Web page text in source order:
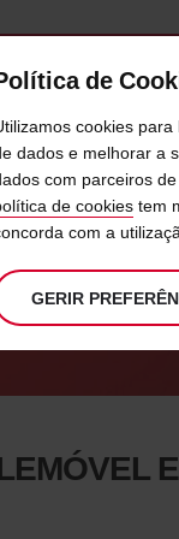
SERVIÇOS
JÁ
de
cookies
dados e melhorar a
com parceiros
de cookies tem
com a
GERIR